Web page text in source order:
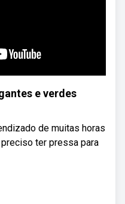
e verdes
de muitas horas
ter pressa para